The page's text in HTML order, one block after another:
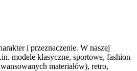
i przeznaczenie. W naszej
modele klasyczne, sportowe, fashion
materiałów), retro,